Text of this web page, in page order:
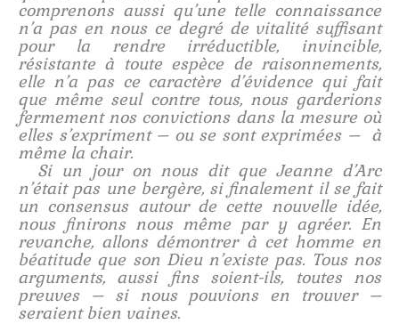
comprenons aussi qu’une telle connaissance
n’a pas en nous ce degré de vitalité suffisant
pour la rendre irréductible, invincible,
résistante à toute espèce de raisonnements,
elle n’a pas ce caractère d’évidence qui fait
que même seul contre tous, nous garderions
fermement nos convictions dans la mesure où
elles s’expriment – ou se sont exprimées – à
même la chair.
Si un jour on nous dit que Jeanne d’Arc
n’était pas une bergère, si finalement il se fait
un consensus autour de cette nouvelle idée,
nous finirons nous même par y agréer. En
revanche, allons démontrer à cet homme en
béatitude que son Dieu n’existe pas. Tous nos
arguments, aussi fins soient-ils, toutes nos
preuves – si nous pouvions en trouver –
seraient bien vaines.